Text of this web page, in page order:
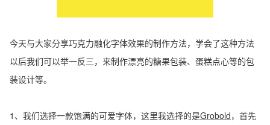
今天与大家分享巧克力融化字体效果的制作方法，学会了这种方法
以后我们可以举一反三，来制作漂亮的糖果包装、蛋糕点心等的包
装设计等。
1、我们选择一款饱满的可爱字体，这里我选择的是Grobold，首先